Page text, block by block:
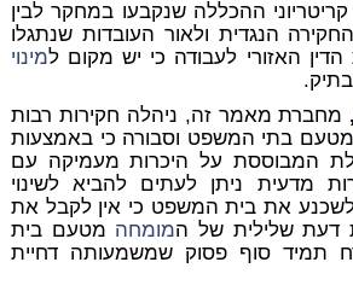
ההכללה שנקבעו במחקר לבין
הנגדית ולאור העובדות שנתגלו
האזורי לעבודה כי יש מקום למינוי
, מחברת מאמר זה, ניהלה חקירות רבות
מטעם בתי המשפט וסבורה כי באמצעות
המבוססת על היכרות מעמיקה עם
מדעית ניתן לעתים להביא לשינוי
את בית המשפט כי אין לקבל את
דעת שלילית של המומחה מטעם בית
תמיד סוף פסוק שמשמעותה דחיית